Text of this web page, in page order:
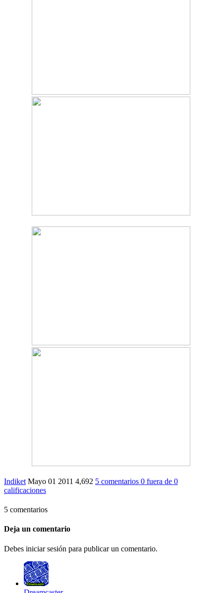
Indiket Mayo 01 2011 4,692 5 comentarios 0 fuera de 0
calificaciones
5 comentarios
Deja un comentario
Debes iniciar sesión para publicar un comentario.